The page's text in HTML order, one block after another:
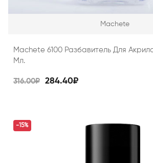
Machete
Machete 6100 Разбавитель Для
Мл.
316.00₽ 284.40₽
-15%